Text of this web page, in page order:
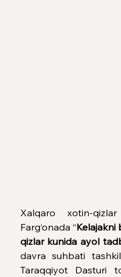
Xalqaro xotin-
Farg‘onada “Kelajakni
qizlar kunida ayol
davra suhbati
Taraqqiyot Dasturi